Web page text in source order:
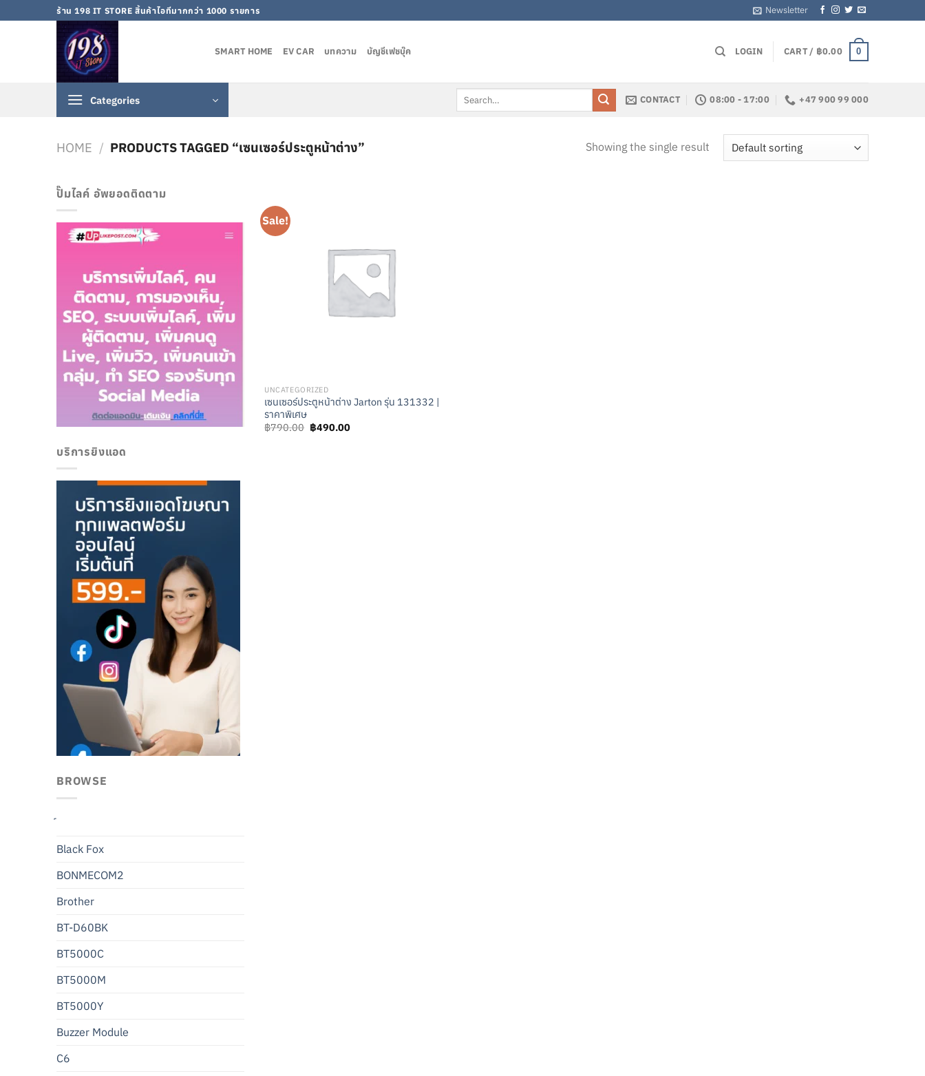
to
ร้าน 198 IT STORE สิ้นค้าไอทีมากกว่า 1000 รายการ Newsletter
SMART HOME EV CAR บทความ บัญชีเฟชบุ๊ค LOGIN CART / ฿0.00 0
Categories
Search
for:
CONTACT 08:00 - 17:00 +47 900 99 000
HOME / PRODUCTS TAGGED “เซนเซอร์ประตูหน้าต่าง” Showing the single result
ปั๊มไลค์ อัพยอดติดตาม
บริการยิงแอด
BROWSE
Black Fox
BONMECOM2
Brother
BT-D60BK
BT5000C
BT5000M
BT5000Y
Buzzer Module
C6
Sale!
UNCATEGORIZED
เซนเซอร์ประตูหน้าต่าง Jarton รุ่น 131332 |
ราคาพิเศษ
฿790.00 Original
price
฿490.00Current